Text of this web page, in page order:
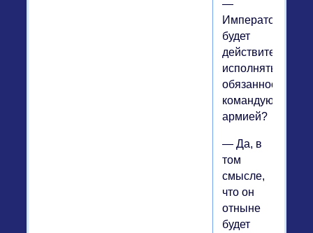
—
Император
будет
действительно
исполнять
обязанности
командующего
армией?
— Да, в
том
смысле,
что он
отныне
будет